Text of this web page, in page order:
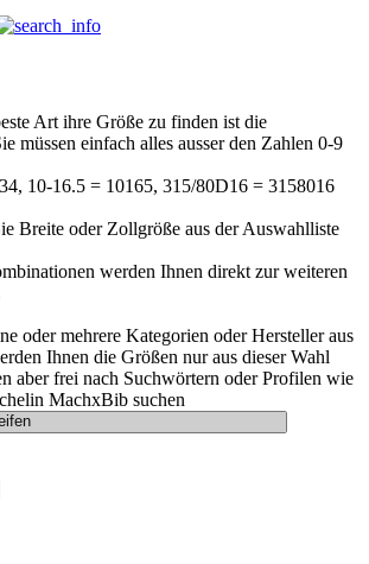
Art ihre Größe zu finden ist die
müssen einfach alles ausser den Zahlen 0-9
10-16.5 = 10165, 315/80D16 = 3158016
Breite oder Zollgröße aus der Auswahlliste
werden Ihnen direkt zur weiteren
oder mehrere Kategorien oder Hersteller aus
Ihnen die Größen nur aus dieser Wahl
aber frei nach Suchwörtern oder Profilen wie
MachxBib suchen